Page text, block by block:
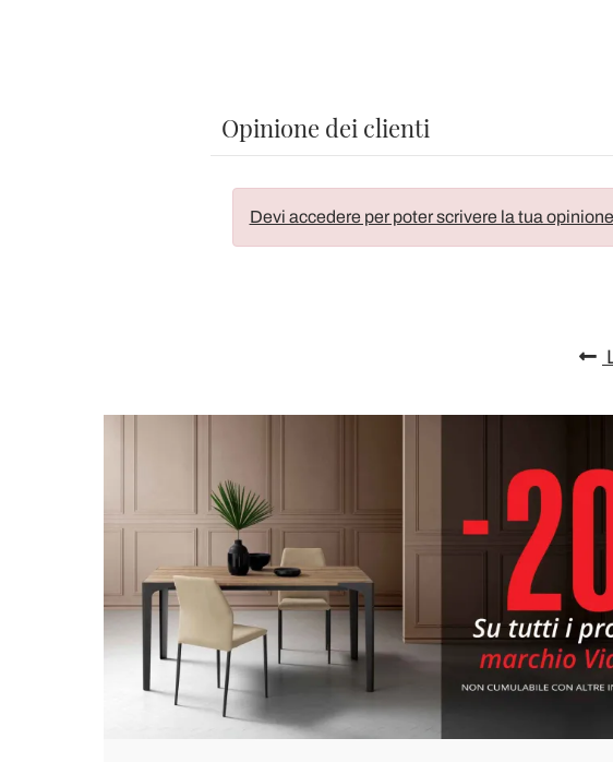
Opinione dei clienti
Devi accedere per poter scrivere la tua